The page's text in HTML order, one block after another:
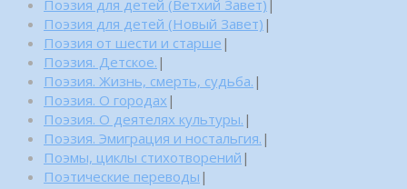
Поэзия для детей (Ветхий Завет) |
Поэзия для детей (Новый Завет) |
Поэзия от шести и старше |
Поэзия. Детское. |
Поэзия. Жизнь, смерть, судьба. |
Поэзия. О городах |
Поэзия. О деятелях культуры. |
Поэзия. Эмиграция и ностальгия. |
Поэмы, циклы стихотворений |
Поэтические переводы |